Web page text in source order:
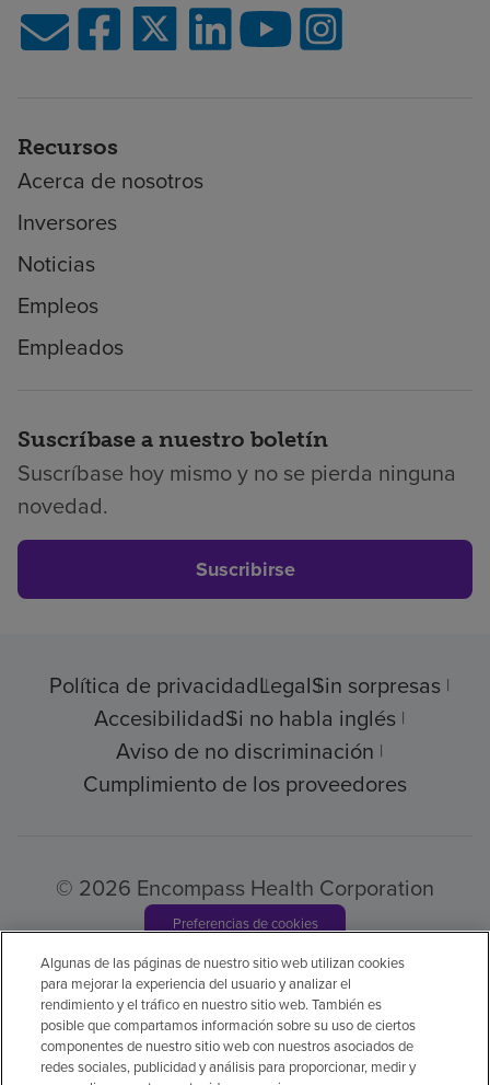
Recursos
Acerca de nosotros
Inversores
Noticias
Empleos
Empleados
Suscríbase a nuestro boletín
Suscríbase hoy mismo y no se pierda ninguna
novedad.
Suscribirse
Política de privacidadLegalSin sorpresas
AccesibilidadSi no habla inglés
Aviso de no discriminación
Cumplimiento de los proveedores
© 2026 Encompass Health Corporation
Preferencias de cookies
Aviso legal: Se tradujo con la ayuda de
inteligencia artificial (IA). La versión en inglés
es la versión oficial.
Algunas de las páginas de nuestro sitio web utilizan cookies
para mejorar la experiencia del usuario y analizar el
rendimiento y el tráfico en nuestro sitio web. También es
posible que compartamos información sobre su uso de ciertos
componentes de nuestro sitio web con nuestros asociados de
redes sociales, publicidad y análisis para proporcionar, medir y